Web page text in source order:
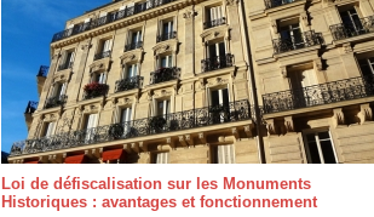
Loi de défiscalisation sur les Monuments
Historiques : avantages et fonctionnement